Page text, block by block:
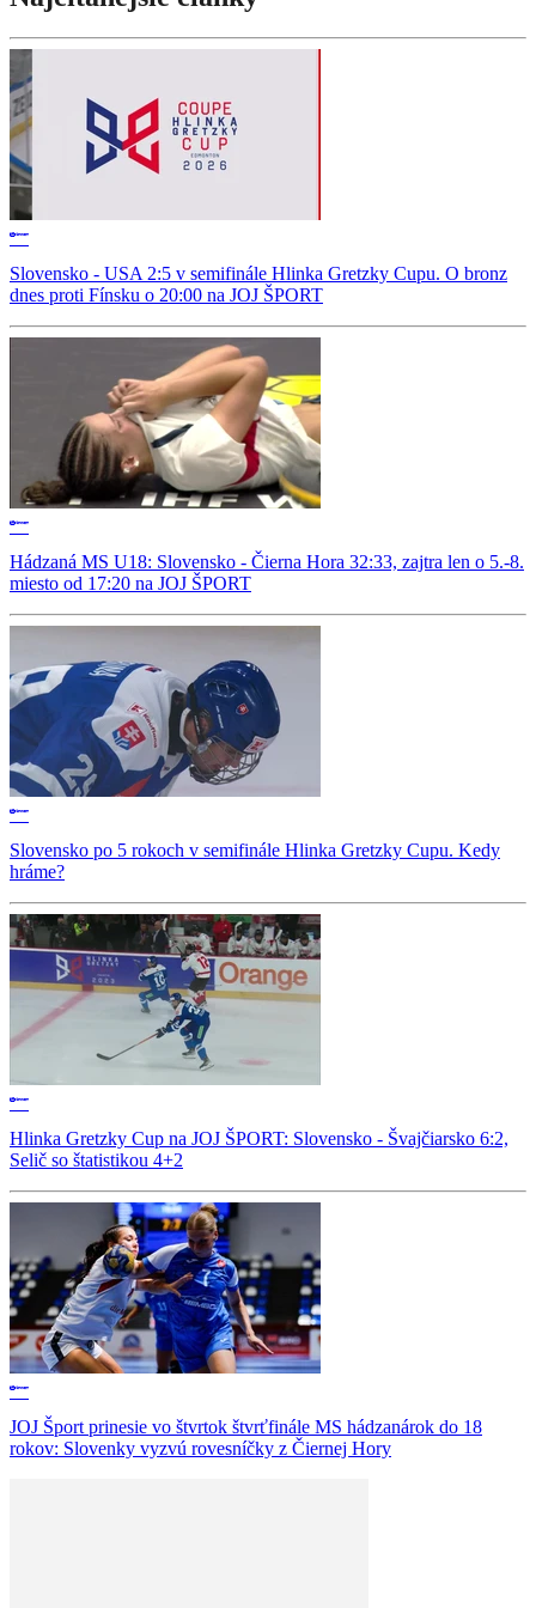
Slovensko - USA 2:5 v semifinále Hlinka Gretzky Cupu. O bronz
dnes proti Fínsku o 20:00 na JOJ ŠPORT
Hádzaná MS U18: Slovensko - Čierna Hora 32:33, zajtra len o 5.-8.
miesto od 17:20 na JOJ ŠPORT
Slovensko po 5 rokoch v semifinále Hlinka Gretzky Cupu. Kedy
hráme?
Hlinka Gretzky Cup na JOJ ŠPORT: Slovensko - Švajčiarsko 6:2,
Selič so štatistikou 4+2
JOJ Šport prinesie vo štvrtok štvrťfinále MS hádzanárok do 18
rokov: Slovenky vyzvú rovesníčky z Čiernej Hory